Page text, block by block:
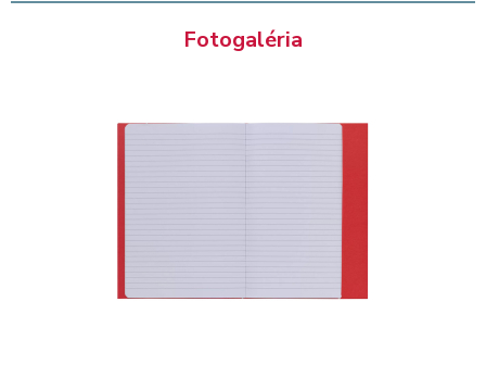
Fotogaléria